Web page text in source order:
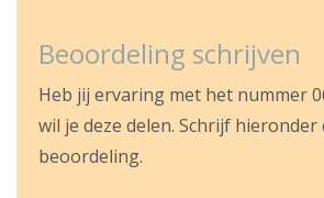
Beoordeling schrijven
Heb jij ervaring met het nummer
wil je deze delen. Schrijf hieronder
beoordeling.